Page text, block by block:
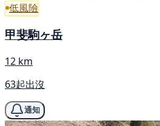
低風險
甲斐駒ヶ岳
12 km
63起出沒
通知